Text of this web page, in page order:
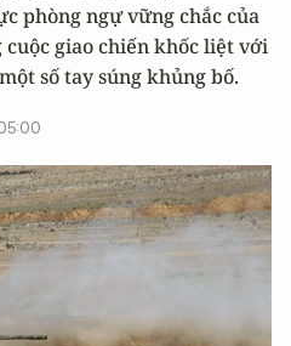
phòng ngự vững chắc của
giao chiến khốc liệt với
số tay súng khủng bố.